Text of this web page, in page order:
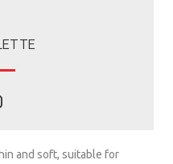
and soft, suitable for